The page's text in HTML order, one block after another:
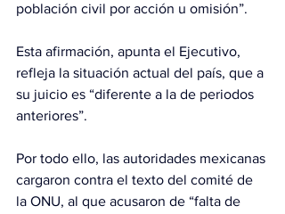
población civil por acción u omisión”.
Esta afirmación, apunta el Ejecutivo,
refleja la situación actual del país, que a
su juicio es “diferente a la de periodos
anteriores”.
Por todo ello, las autoridades mexicanas
cargaron contra el texto del comité de
la ONU, al que acusaron de “falta de